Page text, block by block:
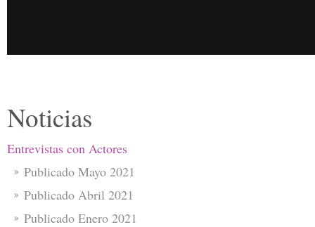
Noticias
Entrevistas con Actores
Publicado Mayo 2021
Publicado Abril 2021
Publicado Enero 2021